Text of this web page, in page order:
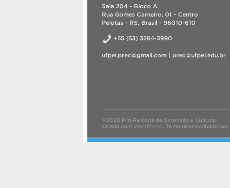
Sala 204 - Bloco A
Rua Gomes Carneiro, 01 - Centro
Pelotas - RS, Brasil - 96010-610
+55 (53) 3284-3990
ufpel.prec@gmail.com | prec@ufpel.edu.br
©2026 Pró-Reitoria de Extensão e Cultura.
Criado com WordPress. Tema desenvolvido por